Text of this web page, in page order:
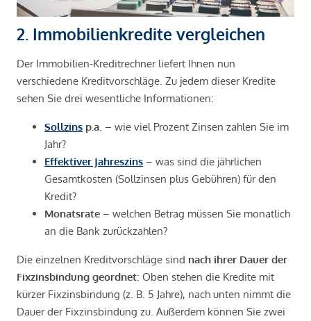
2. Immobilienkredite vergleichen
Der Immobilien-Kreditrechner liefert Ihnen nun
verschiedene Kreditvorschläge. Zu jedem dieser Kredite
sehen Sie drei wesentliche Informationen:
Sollzins p.a . – wie viel Prozent Zinsen zahlen Sie im
Jahr?
Effektiver Jahreszins – was sind die jährlichen
Gesamtkosten (Sollzinsen plus Gebühren) für den
Kredit?
Monatsrate – welchen Betrag müssen Sie monatlich
an die Bank zurückzahlen?
Die einzelnen Kreditvorschläge sind nach ihrer Dauer der
Fixzinsbindung geordnet: Oben stehen die Kredite mit
kürzer Fixzinsbindung (z. B. 5 Jahre), nach unten nimmt die
Dauer der Fixzinsbindung zu. Außerdem können Sie zwei